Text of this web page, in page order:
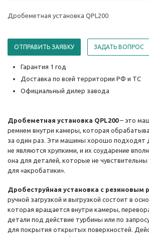
Дробеметная установка QPL200
ОТПРАВИТЬ ЗАЯВКУ ЗАДАТЬ ВОПРОС
Гарантия 1 год
Доставка по всей территории РФ и ТС
Официальный дилер завода
Дробеметная установка QPL200– это
ремнем внутри камеры, которая
за один раз. Эти машины хорошо подходят
не являются хрупкими, и их соударение
она для деталей, которые не
для «акробатики».
Дробеструйная установка с резиновым
ручной загрузкой и выгрузкой состоит в
которая вращается внутри камеры,
детали под действие турбины или по
для покрытия открытых поверхностей.